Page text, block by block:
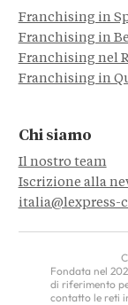
Franchising in
Franchising in
Franchising nel
Franchising in
Chi siamo
Il nostro team
Iscrizione alla
italia@lexpress-
Fondata nel
di riferimento
contatto le reti